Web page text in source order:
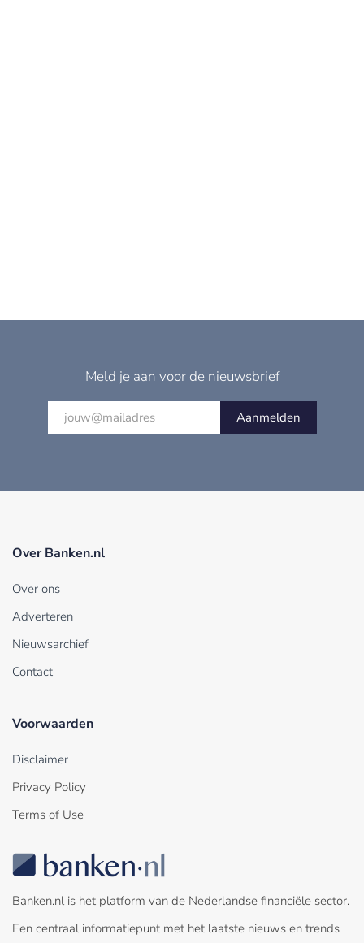
Meld je aan voor de nieuwsbrief
Aanmelden
Over Banken.nl
Over ons
Adverteren
Nieuwsarchief
Contact
Voorwaarden
Disclaimer
Privacy Policy
Terms of Use
Banken.nl is het platform van de Nederlandse financiële sector.
Een centraal informatiepunt met het laatste nieuws en trends